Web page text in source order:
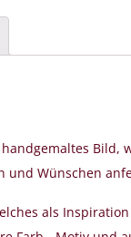
40
Bild,
und Wünschen
als